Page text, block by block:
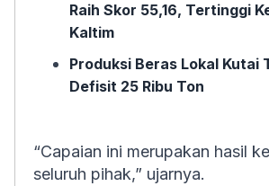
Raih Skor 55,16, Tertinggi
Kaltim
Produksi Beras Lokal Kutai
Defisit 25 Ribu Ton
“Capaian ini merupakan hasil
seluruh pihak,” ujarnya.